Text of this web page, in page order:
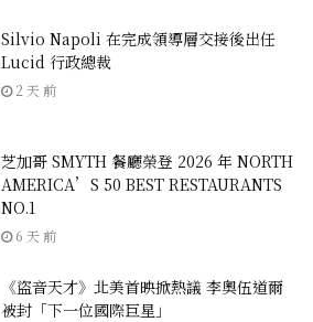
Silvio Napoli 在完成領導層交接後出任
Lucid 行政總裁
2 天 前
芝加哥 SMYTH 餐廳榮登 2026 年 NORTH
AMERICA’S 50 BEST RESTAURANTS
NO.1
6 天 前
《盜音天才》北美首映掀熱議 李奧伍道爾
被封「下一位國際巨星」